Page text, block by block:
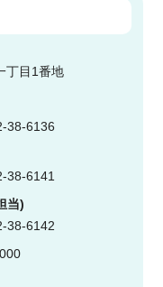
丁目1番地
38-6136
38-6141
当)
38-6142